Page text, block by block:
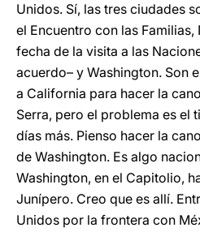
Unidos. Sí, las tres ciudades
el Encuentro con las
fecha de la visita a las
acuerdo– y Washington. Son
a California para hacer la
Serra, pero el problema es el
días más. Pienso hacer la
de Washington. Es algo
Washington, en el Capitolio,
Junípero. Creo que es allí.
Unidos por la frontera con